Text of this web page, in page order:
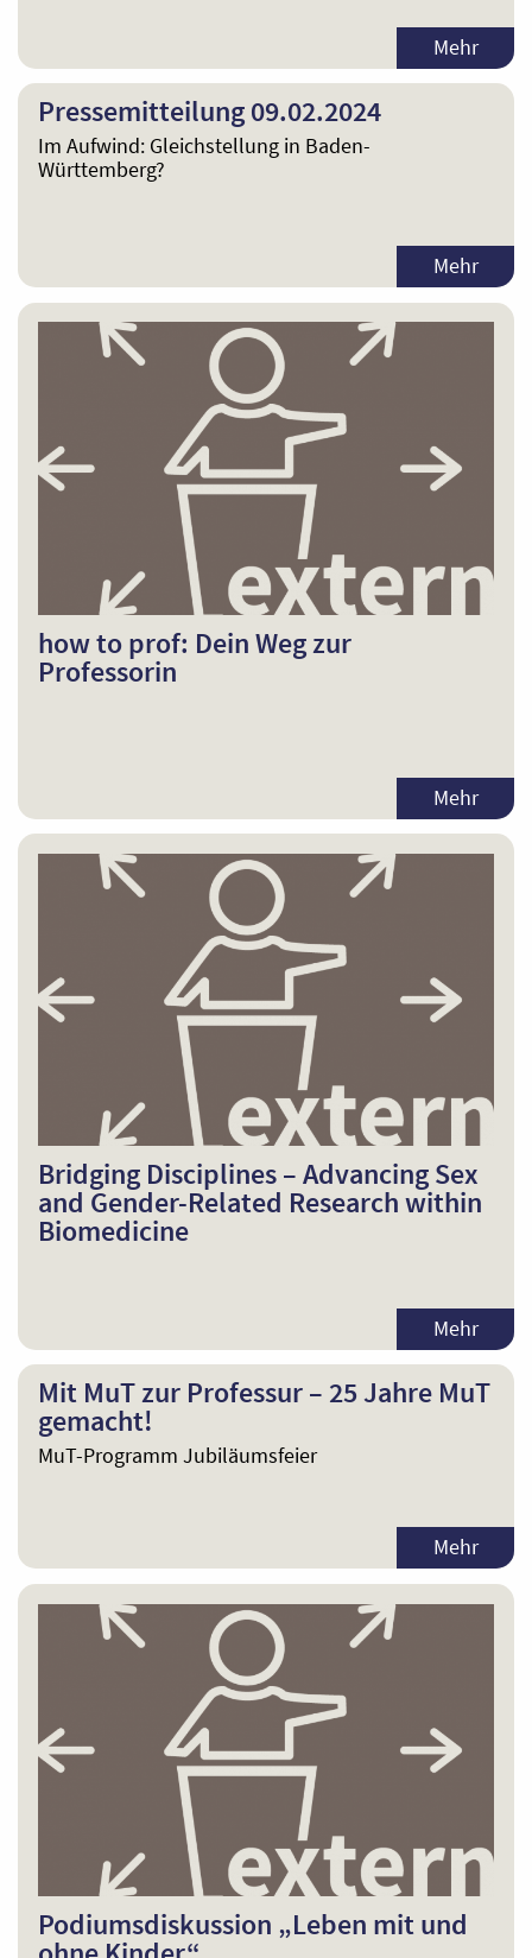
Mehr
Pressemitteilung 09.02.2024
Im Aufwind: Gleichstellung in Baden-
Württemberg?
Mehr
how to prof: Dein Weg zur
Professorin
Mehr
Bridging Disciplines – Advancing Sex
and Gender-Related Research within
Biomedicine
Mehr
Mit MuT zur Professur – 25 Jahre MuT
gemacht!
MuT-Programm Jubiläumsfeier
Mehr
Podiumsdiskussion „Leben mit und